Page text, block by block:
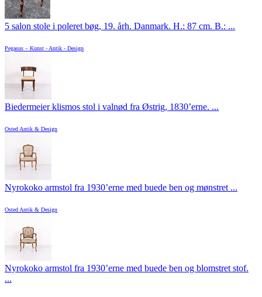
5 salon stole i poleret bøg, 19. årh. Danmark. H.: 87 cm. B.: ...
Pegasus – Kunst - Antik - Design
Biedermeier klismos stol i valnød fra Østrig, 1830’erne. ...
Osted Antik & Design
Nyrokoko armstol fra 1930’erne med buede ben og mønstret ...
Osted Antik & Design
Nyrokoko armstol fra 1930’erne med buede ben og blomstret stof.
...